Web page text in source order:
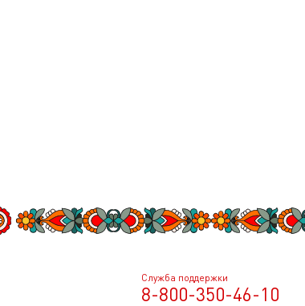
Служба поддержки
8-800-350-46-10